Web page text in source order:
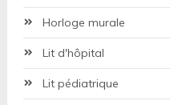
Horloge murale
Lit d'hôpital
Lit pédiatrique